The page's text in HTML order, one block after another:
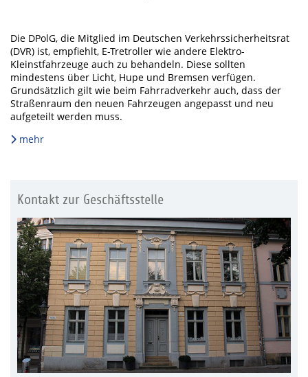
Die DPolG, die Mitglied im Deutschen Verkehrssicherheitsrat
(DVR) ist, empfiehlt, E-Tretroller wie andere Elektro-
Kleinstfahrzeuge auch zu behandeln. Diese sollten
mindestens über Licht, Hupe und Bremsen verfügen.
Grundsätzlich gilt wie beim Fahrradverkehr auch, dass der
Straßenraum den neuen Fahrzeugen angepasst und neu
aufgeteilt werden muss.
mehr
Kontakt zur Geschäftsstelle